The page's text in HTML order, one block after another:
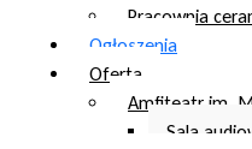
Pracownia
Ogłoszenia
Oferta
Amfiteatr im.
Sala